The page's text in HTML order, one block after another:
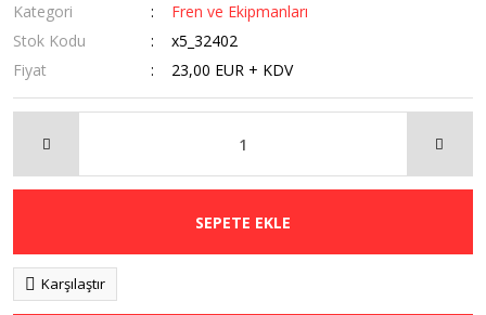
Kategori
Fren ve Ekipmanları
Stok Kodu
x5_32402
Fiyat
23,00 EUR + KDV
SEPETE EKLE
Karşılaştır